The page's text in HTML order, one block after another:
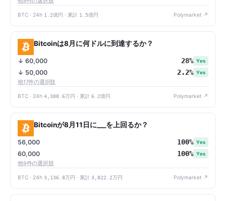
BTC · 24h 1.2億円 · 累計 1.5億円 Polymarket ↗
Bitcoinは8月に何ドルに到達するか？
↓ 60,000 28% Yes
↓ 50,000 2.2% Yes
他17件の選択肢
BTC · 24h 4,388.6万円 · 累計 6.2億円 Polymarket ↗
Bitcoinが8月11日に___を上回るか？
56,000 100% Yes
60,000 100% Yes
他9件の選択肢
BTC · 24h 3,136.8万円 · 累計 3,822.2万円 Polymarket ↗